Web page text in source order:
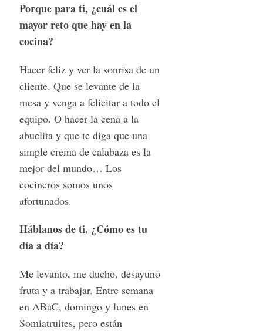
Porque para ti, ¿cuál es el
mayor reto que hay en la
cocina?
Hacer feliz y ver la sonrisa de un
cliente. Que se levante de la
mesa y venga a felicitar a todo el
equipo. O hacer la cena a la
abuelita y que te diga que una
simple crema de calabaza es la
mejor del mundo… Los
cocineros somos unos
afortunados.
Háblanos de ti. ¿Cómo es tu
día a día?
Me levanto, me ducho, desayuno
fruta y a trabajar. Entre semana
en ABaC, domingo y lunes en
Somiatruites, pero están